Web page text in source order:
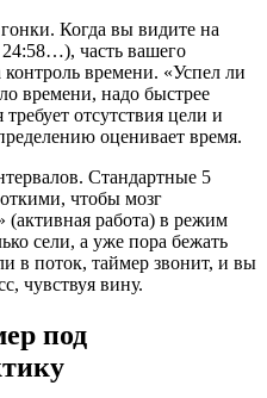
Когда вы видите на
24:58…), часть вашего
времени. «Успел ли
времени, надо быстрее
отсутствия цели и
оценивает время.
Стандартные 5
чтобы мозг
(активная работа) в режим
сели, а уже пора бежать
в поток, таймер звонит, и вы
чувствуя вину.
под